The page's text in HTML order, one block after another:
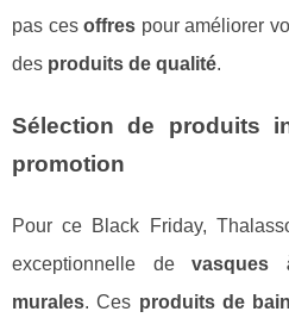
pas cesoffres pour améliorer
des produits de qualité.
Sélection de produits
promotion
Pour ce Black Friday,
exceptionnelle devasques
murales. Ces produits de bain